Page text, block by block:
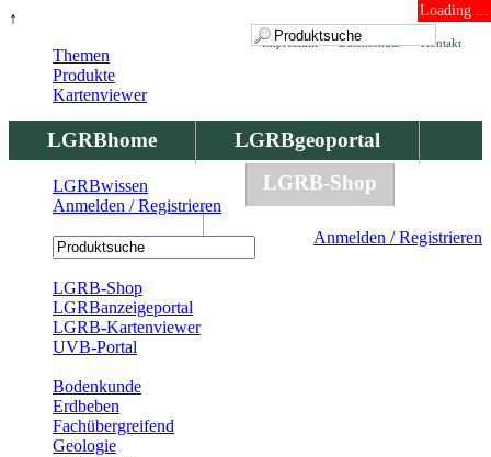
↑ Loading ...
Kontakt
Datenschutz
Impressum
LGRBhome
LGRBgeoportal
LGRBbohrungen
LGRB-Shop
Anmelden / Registrieren
Themen
Produkte
Kartenviewer
LGRBwissen
Anmelden / Registrieren
LGRB-Shop
LGRBanzeigeportal
LGRB-Kartenviewer
UVB-Portal
Bodenkunde
Erdbeben
Fachübergreifend
Geologie